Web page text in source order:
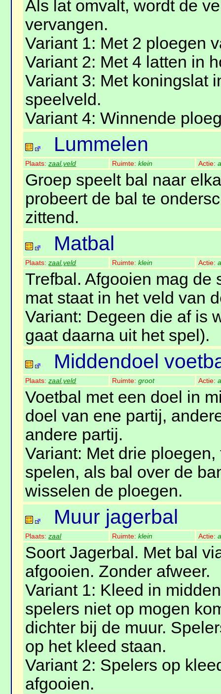
Als lat omvalt, wordt de
vervangen.
Variant 1: Met 2 ploegen
Variant 2: Met 4 latten in
Variant 3: Met koningslat
speelveld.
Variant 4: Winnende
Lummelen
Plaats:zaal,veld Ruimte:klein Actie:
Groep speelt bal naar
probeert de bal te
zittend.
Matbal
Plaats:zaal,veld Ruimte:klein Actie:
Trefbal. Afgooien mag de
mat staat in het veld van
Variant: Degeen die af is
gaat daarna uit het spel).
Middendoel
Plaats:zaal,veld Ruimte:groot Actie:
Voetbal met een doel in
doel van ene partij,
andere partij.
Variant: Met drie
spelen, als bal over de
wisselen de ploegen.
Muur jagerbal
Plaats:zaal Ruimte:klein Actie:
Soort Jagerbal. Met bal
afgooien. Zonder afweer.
Variant 1: Kleed in
spelers niet op mogen
dichter bij de muur.
op het kleed staan.
Variant 2: Spelers op
afgooien.